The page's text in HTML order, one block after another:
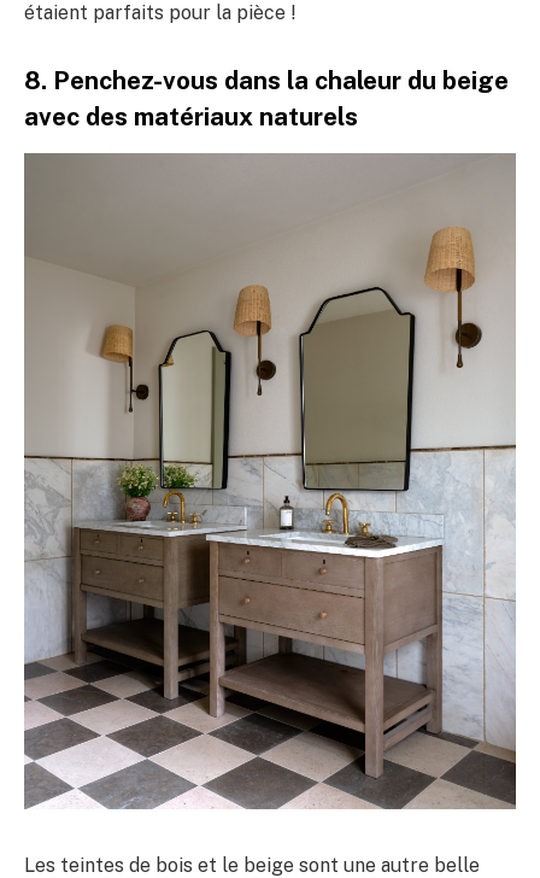
étaient parfaits pour la pièce !
8. Penchez-vous dans la chaleur du beige
avec des matériaux naturels
Les teintes de bois et le beige sont une autre belle